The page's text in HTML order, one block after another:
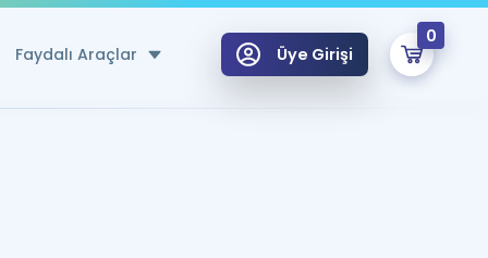
Faydalı Araçlar Üye Girişi
0